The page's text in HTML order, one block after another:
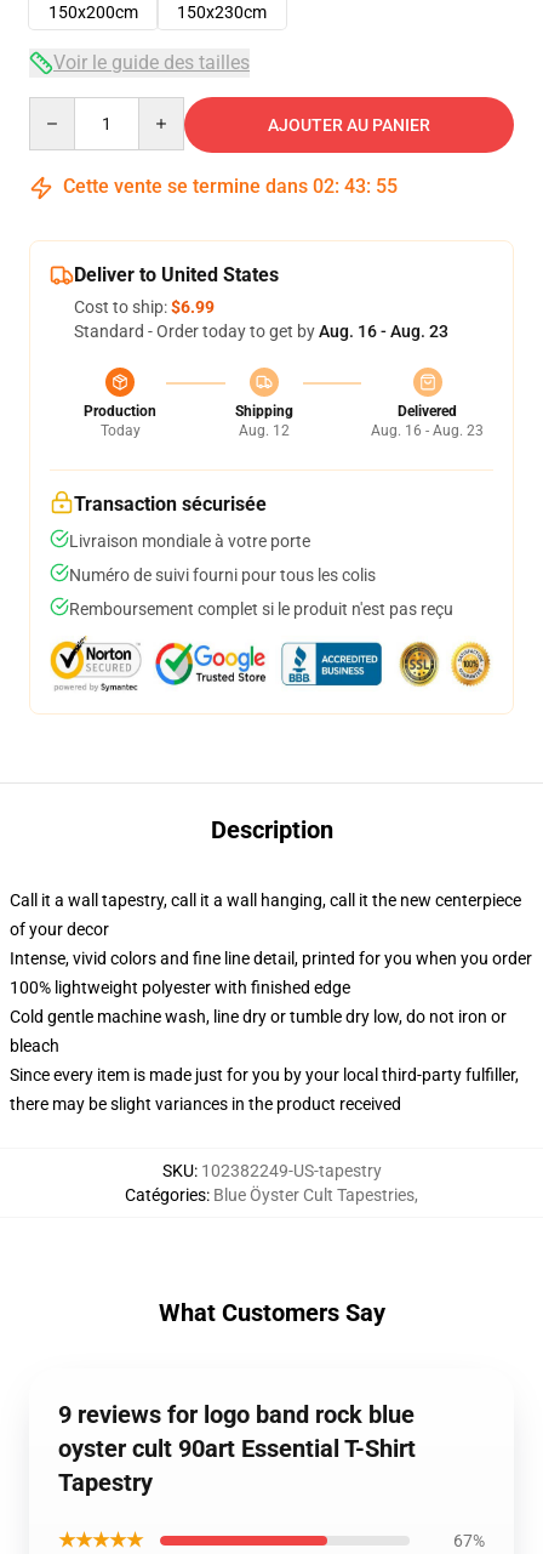
150x200cm
150x230cm
Voir le guide des tailles
AJOUTER AU PANIER
Cette vente se termine dans 02: 43: 54
Deliver to United States
Cost to ship:$6.99
Standard - Order today to get byAug. 16 - Aug. 23
Production
Today
Shipping
Aug. 12
Delivered
Aug. 16 - Aug. 23
Transaction sécurisée
Livraison mondiale à votre porte
Numéro de suivi fourni pour tous les colis
Remboursement complet si le produit n'est pas reçu
Description
Call it a wall tapestry, call it a wall hanging, call it the new centerpiece
of your decor
Intense, vivid colors and fine line detail, printed for you when you order
100% lightweight polyester with finished edge
Cold gentle machine wash, line dry or tumble dry low, do not iron or
bleach
Since every item is made just for you by your local third-party fulfiller,
there may be slight variances in the product received
SKU: 102382249-US-tapestry
Catégories: Blue Öyster Cult Tapestries,
What Customers Say
9 reviews for logo band rock blue
oyster cult 90art Essential T-Shirt
Tapestry
★★★★★ 67%